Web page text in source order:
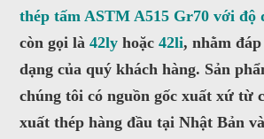
thép tấm ASTM A515 Gr70 với độ
còn gọi là 42ly hoặc 42li, nhằm
dạng của quý khách hàng. Sản
chúng tôi có nguồn gốc xuất xứ từ
xuất thép hàng đầu tại Nhật Bản
Email
satthepalpha@gmail.com
Gọi cho chúng tôi